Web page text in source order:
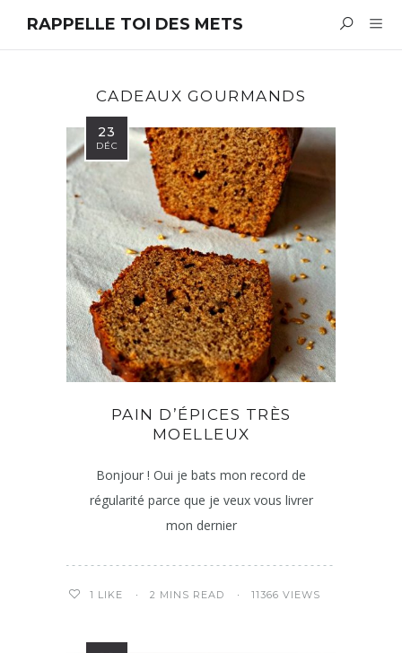
RAPPELLE TOI DES METS
CADEAUX GOURMANDS
23
DÉC
PAIN D’ÉPICES TRÈS
MOELLEUX
Bonjour ! Oui je bats mon record de
régularité parce que je veux vous livrer
mon dernier
1 LIKE 2 MINS READ 11366 VIEWS